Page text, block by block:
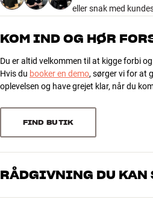
Mere fra Clic
eller snak med
KOM IND OG HØR
Du er altid velkommen til at kigge forbi
Hvis du booker en demo, sørger vi for at
oplevelsen og have grejet klar, når du
FIND BUTIK
RÅDGIVNING DU KAN
Vores medarbejdere er ægte